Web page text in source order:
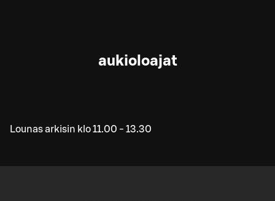
aukioloajat
Lounas arkisin klo 11.00 - 13.30